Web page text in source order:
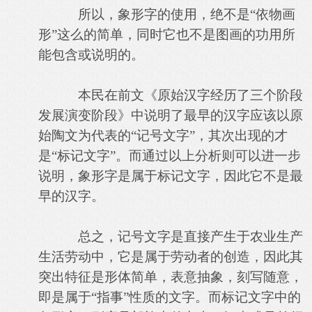
所以，象形字的使用，绝不是“依物画
形”这么的简单，同时它也不是图画的功用所
能包含或说明的。
本民在前文《原始汉字经历了三个阶段
发展演变阶段》中说明了最早的汉字应该以原
始陶文为代表的“记号文字”，其次出现的才
是“标记文字”。而通过以上分析则可以进一步
说明，象形字是属于标记文字，因此它不是最
早的汉字。
总之，记号文字是直接产生于农业生产
生活劳动中，它是属于劳动者的创造，因此其
突出特征是形体简单，表意抽象，刻写随意，
即是属于“指事”性质的文字。而标记文字中的